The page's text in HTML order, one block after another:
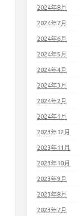
2024年8月
2024年7月
2024年6月
2024年5月
2024年4月
2024年3月
2024年2月
2024年1月
2023年12月
2023年11月
2023年10月
2023年9月
2023年8月
2023年7月